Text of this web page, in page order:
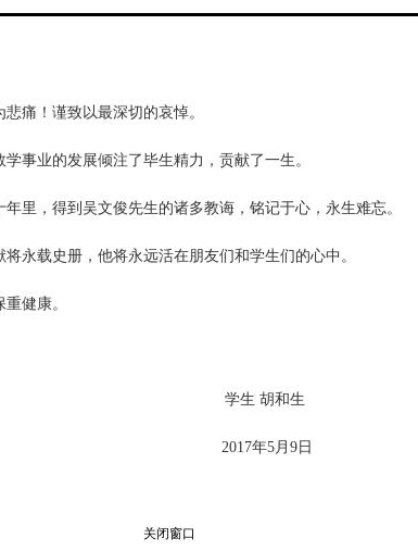
痛！谨致以最深切的哀悼。
事业的发展倾注了毕生精力，贡献了一生。
里，得到吴文俊先生的诸多教诲，铭记于心，永生难忘。
永载史册，他将永远活在朋友们和学生们的心中。
健康。
学生 胡和生
2017年5月 9 日
关闭窗口